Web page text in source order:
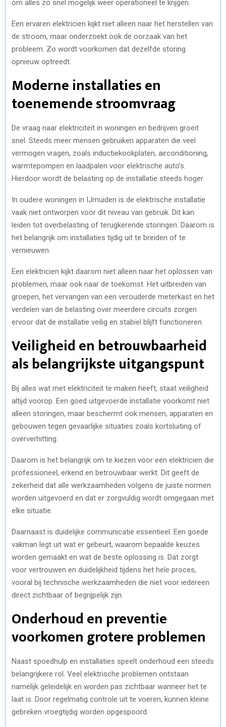
om alles zo snel mogelijk weer operationeel te krijgen.
Een ervaren elektricien kijkt niet alleen naar het herstellen van
de stroom, maar onderzoekt ook de oorzaak van het
probleem. Zo wordt voorkomen dat dezelfde storing
opnieuw optreedt.
Moderne installaties en
toenemende stroomvraag
De vraag naar elektriciteit in woningen en bedrijven groeit
snel. Steeds meer mensen gebruiken apparaten die veel
vermogen vragen, zoals inductiekookplaten, airconditioning,
warmtepompen en laadpalen voor elektrische auto’s.
Hierdoor wordt de belasting op de installatie steeds hoger.
In oudere woningen in IJmuiden is de elektrische installatie
vaak niet ontworpen voor dit niveau van gebruik. Dit kan
leiden tot overbelasting of terugkerende storingen. Daarom is
het belangrijk om installaties tijdig uit te breiden of te
vernieuwen.
Een elektricien kijkt daarom niet alleen naar het oplossen van
problemen, maar ook naar de toekomst. Het uitbreiden van
groepen, het vervangen van een verouderde meterkast en het
verdelen van de belasting over meerdere circuits zorgen
ervoor dat de installatie veilig en stabiel blijft functioneren.
Veiligheid en betrouwbaarheid
als belangrijkste uitgangspunt
Bij alles wat met elektriciteit te maken heeft, staat veiligheid
altijd voorop. Een goed uitgevoerde installatie voorkomt niet
alleen storingen, maar beschermt ook mensen, apparaten en
gebouwen tegen gevaarlijke situaties zoals kortsluiting of
oververhitting.
Daarom is het belangrijk om te kiezen voor een elektricien die
professioneel, erkend en betrouwbaar werkt. Dit geeft de
zekerheid dat alle werkzaamheden volgens de juiste normen
worden uitgevoerd en dat er zorgvuldig wordt omgegaan met
elke situatie.
Daarnaast is duidelijke communicatie essentieel. Een goede
vakman legt uit wat er gebeurt, waarom bepaalde keuzes
worden gemaakt en wat de beste oplossing is. Dat zorgt
voor vertrouwen en duidelijkheid tijdens het hele proces,
vooral bij technische werkzaamheden die niet voor iedereen
direct zichtbaar of begrijpelijk zijn.
Onderhoud en preventie
voorkomen grotere problemen
Naast spoedhulp en installaties speelt onderhoud een steeds
belangrijkere rol. Veel elektrische problemen ontstaan
namelijk geleidelijk en worden pas zichtbaar wanneer het te
laat is. Door regelmatig controle uit te voeren, kunnen kleine
gebreken vroegtijdig worden opgespoord.